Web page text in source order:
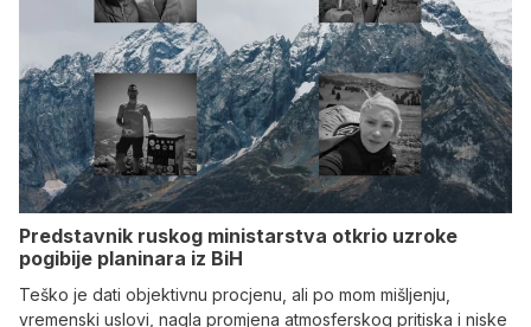
Predstavnik ruskog ministarstva otkrio uzroke
pogibije planinara iz BiH
Teško je dati objektivnu procjenu, ali po mom mišljenju,
vremenski uslovi, nagla promjena atmosferskog pritiska i niske